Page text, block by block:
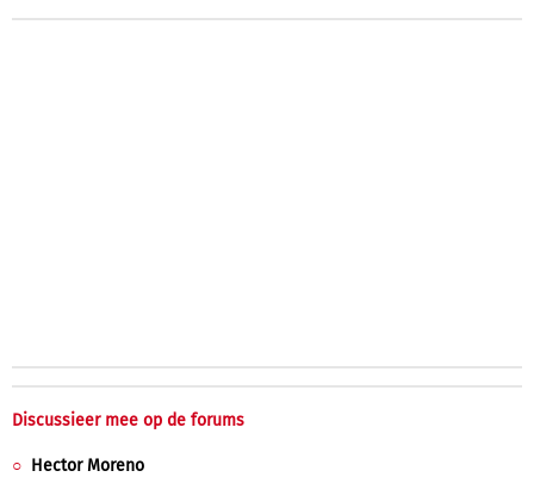
Discussieer mee op de forums
Hector Moreno